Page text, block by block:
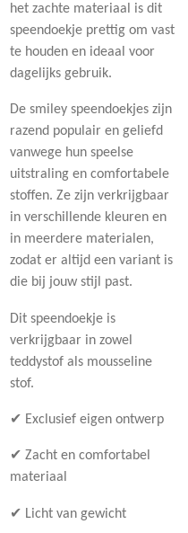
het zachte materiaal is dit
speendoekje prettig om vast
te houden en ideaal voor
dagelijks gebruik.
De smiley speendoekjes zijn
razend populair en geliefd
vanwege hun speelse
uitstraling en comfortabele
stoffen. Ze zijn verkrijgbaar
in verschillende kleuren en
in meerdere materialen,
zodat er altijd een variant is
die bij jouw stijl past.
Dit speendoekje is
verkrijgbaar in zowel
teddystof als mousseline
stof.
✔ Exclusief eigen ontwerp
✔ Zacht en comfortabel
materiaal
✔ Licht van gewicht